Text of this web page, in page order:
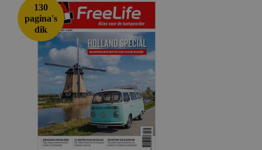
130
pagina's
dik